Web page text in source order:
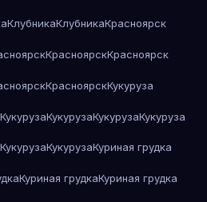
КлубникаКлубникаКрасноярск
КрасноярскКрасноярск
КрасноярскКукуруза
КукурузаКукурузаКукурузаКукуруза
КукурузаКукурузаКуриная грудка
Куриная грудкаКуриная грудка